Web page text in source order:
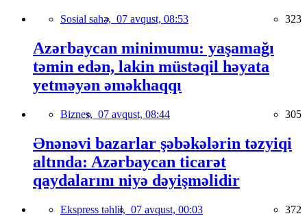
Sosial sahə, 07 avqust, 08:53 323
Azərbaycan minimumu: yaşamağı
təmin edən, lakin müstəqil həyata
yetməyən əməkhaqqı
Biznes, 07 avqust, 08:44 305
Ənənəvi bazarlar şəbəkələrin təzyiqi
altında: Azərbaycan ticarət
qaydalarını niyə dəyişməlidir
Ekspress təhlil, 07 avqust, 00:03 372